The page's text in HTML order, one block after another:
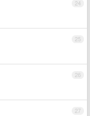
24
25
26
27